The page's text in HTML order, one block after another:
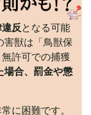
反 となる可能
害獣は「鳥獣保
許可での捕獲
場合、罰金や懲
に困難です。